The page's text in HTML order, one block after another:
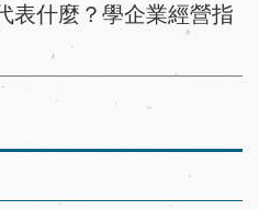
表什麼？學企業經營指